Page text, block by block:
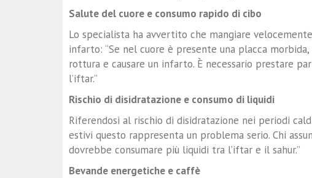
Salute del cuore e consumo rapido di cibo
Lo specialista ha avvertito che mangiare
infarto: “Se nel cuore è presente una placca
rottura e causare un infarto. È necessario prestare
l’iftar.”
Rischio di disidratazione e consumo di liquidi
Riferendosi al rischio di disidratazione nei periodi
estivi questo rappresenta un problema serio. Chi
dovrebbe consumare più liquidi tra l’iftar e il sahur.”
Bevande energetiche e caffè